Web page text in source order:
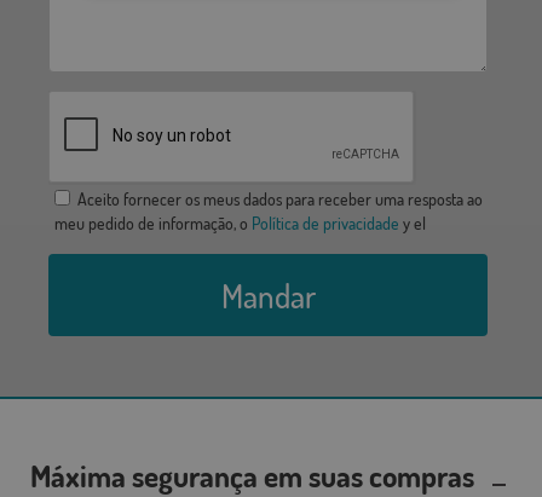
Aceito fornecer os meus dados para receber uma resposta ao
meu pedido de informação, o Política de privacidade y el
Mandar
Máxima segurança em suas compras